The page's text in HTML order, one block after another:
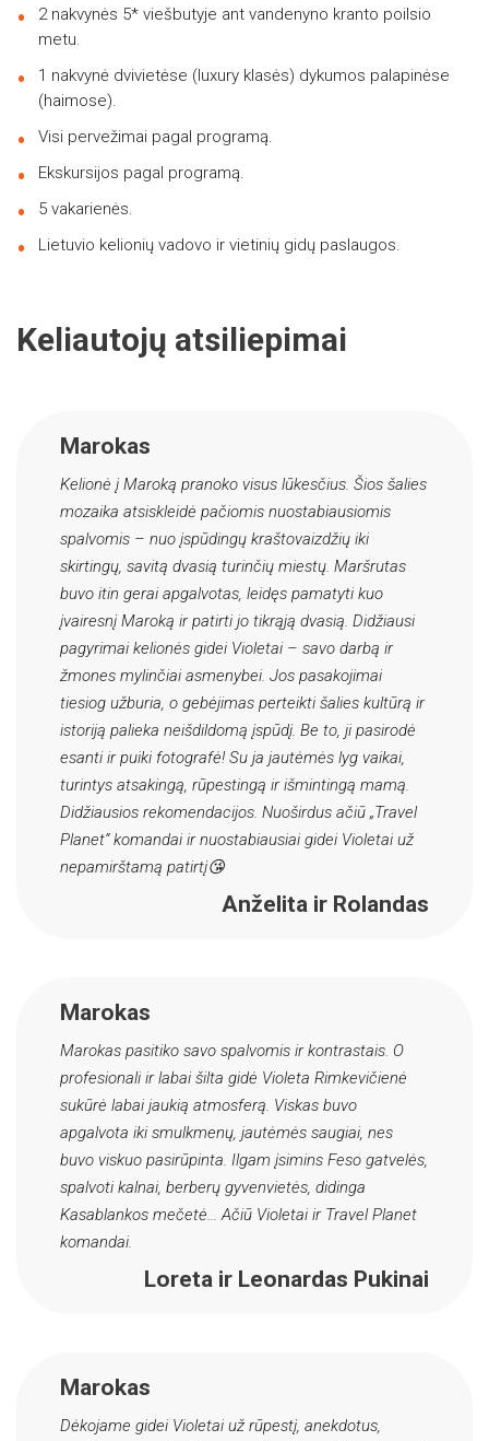
2 nakvynės 5* viešbutyje ant vandenyno kranto poilsio
metu.
1 nakvynė dvivietėse (luxury klasės) dykumos palapinėse
(haimose).
Visi pervežimai pagal programą.
Ekskursijos pagal programą.
5 vakarienės.
Lietuvio kelionių vadovo ir vietinių gidų paslaugos.
Keliautojų atsiliepimai
Marokas
Kelionė į Maroką pranoko visus lūkesčius. Šios šalies
mozaika atsiskleidė pačiomis nuostabiausiomis
spalvomis – nuo įspūdingų kraštovaizdžių iki
skirtingų, savitą dvasią turinčių miestų. Maršrutas
buvo itin gerai apgalvotas, leidęs pamatyti kuo
įvairesnį Maroką ir patirti jo tikrąją dvasią. Didžiausi
pagyrimai kelionės gidei Violetai – savo darbą ir
žmones mylinčiai asmenybei. Jos pasakojimai
tiesiog užburia, o gebėjimas perteikti šalies kultūrą ir
istoriją palieka neišdildomą įspūdį. Be to, ji pasirodė
esanti ir puiki fotografė! Su ja jautėmės lyg vaikai,
turintys atsakingą, rūpestingą ir išmintingą mamą.
Didžiausios rekomendacijos. Nuoširdus ačiū „Travel
Planet“ komandai ir nuostabiausiai gidei Violetai už
nepamirštamą patirtį😘
Anželita ir Rolandas
Marokas
Marokas pasitiko savo spalvomis ir kontrastais. O
profesionali ir labai šilta gidė Violeta Rimkevičienė
sukūrė labai jaukią atmosferą. Viskas buvo
apgalvota iki smulkmenų, jautėmės saugiai, nes
buvo viskuo pasirūpinta. Ilgam įsimins Feso gatvelės,
spalvoti kalnai, berberų gyvenvietės, didinga
Kasablankos mečetė... Ačiū Violetai ir Travel Planet
komandai.
Loreta ir Leonardas Pukinai
Marokas
Dėkojame gidei Violetai už rūpestį, anekdotus,